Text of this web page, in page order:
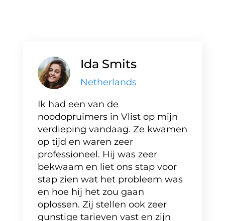
Ida Smits
Netherlands
Ik had een van de
noodopruimers in Vlist op mijn
verdieping vandaag. Ze kwamen
op tijd en waren zeer
professioneel. Hij was zeer
bekwaam en liet ons stap voor
stap zien wat het probleem was
en hoe hij het zou gaan
oplossen. Zij stellen ook zeer
gunstige tarieven vast en zijn